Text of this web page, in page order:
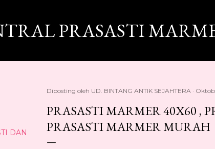
PRASASTI
DAN
Diposting oleh UD. BINTANG ANTIK SEJAHTERA
PRASASTI MARMER 40X60 ,
PRASASTI MARMER MURAH